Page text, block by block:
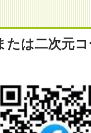
たは二次元